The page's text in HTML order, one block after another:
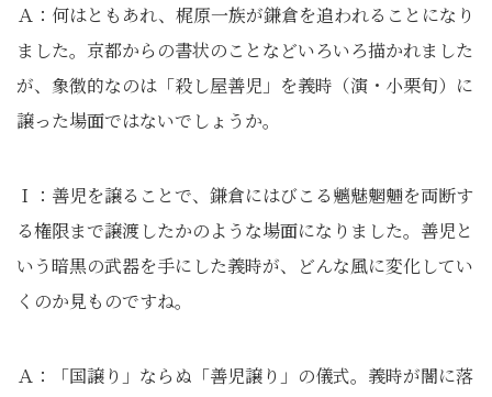
Ａ：何はともあれ、梶原一族が鎌倉を追われることになり
ました。京都からの書状のことなどいろいろ描かれました
が、象徴的なのは「殺し屋善児」を義時（演・小栗旬）に
譲った場面ではないでしょうか。
Ｉ：善児を譲ることで、鎌倉にはびこる魑魅魍魎を両断す
る権限まで譲渡したかのような場面になりました。善児と
いう暗黒の武器を手にした義時が、どんな風に変化してい
くのか見ものですね。
Ａ：「国譲り」ならぬ「善児譲り」の儀式。義時が闇に落